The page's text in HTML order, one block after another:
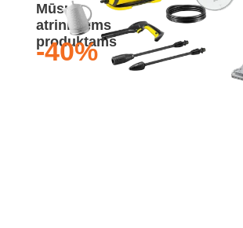
Mūsų
atrinktiems
produktams
-40%